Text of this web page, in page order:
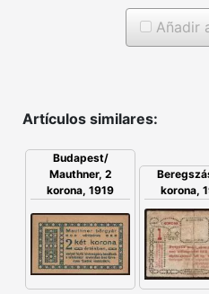
Añadir
Artículos similares:
Budapest/
Mauthner, 2
korona, 1919
korona,